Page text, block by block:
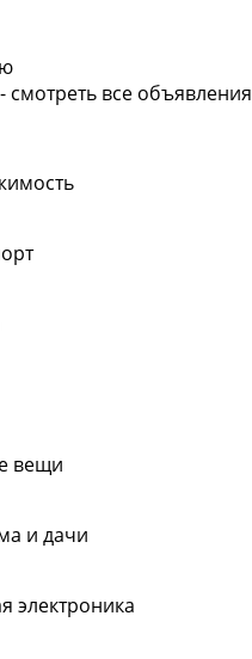
смотреть все объявления
вещи
и дачи
электроника